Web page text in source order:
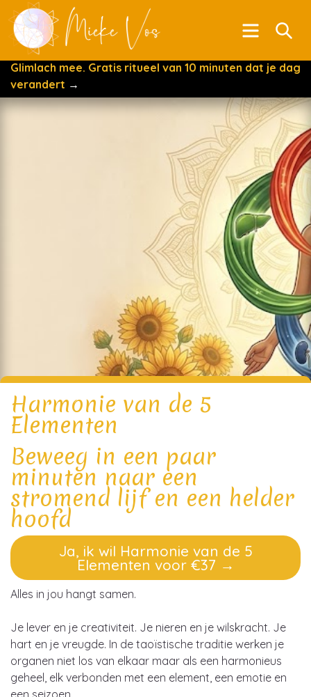
Menu
Glimlach mee. Gratis ritueel van 10 minuten dat je dag
verandert →
Harmonie van de 5
Elementen
Beweeg in een paar
minuten naar een
stromend lijf en een helder
hoofd
Ja, ik wil Harmonie van de 5
Elementen voor €37 →
Alles in jou hangt samen.
Je lever en je creativiteit. Je nieren en je wilskracht. Je
hart en je vreugde. In de taoïstische traditie werken je
organen niet los van elkaar maar als een harmonieus
geheel, elk verbonden met een element, een emotie en
een seizoen.